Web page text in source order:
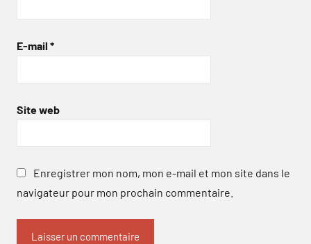
E-mail *
Site web
Enregistrer mon nom, mon e-mail et mon site dans le
navigateur pour mon prochain commentaire.